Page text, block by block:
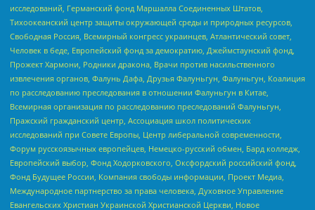
исследований, Германский фонд Маршалла Соединенных Штатов,
Тихоокеанский центр защиты окружающей среды и природных ресурсов,
Свободная Россия, Всемирный конгресс украинцев, Атлантический совет,
Человек в беде, Европейский фонд за демократию, Джеймстаунский фонд,
Прожект Хармони, Родники дракона, Врачи против насильственного
извлечения органов, Фалунь Дафа, Друзья Фалуньгун, Фалуньгун, Коалиция
по расследованию преследования в отношении Фалуньгун в Китае,
Всемирная организация по расследованию преследований Фалуньгун,
Пражский гражданский центр, Ассоциация школ политических
исследований при Совете Европы, Центр либеральной современности,
Форум русскоязычных европейцев, Немецко-русский обмен, Бард колледж,
Европейский выбор, Фонд Ходорковского, Оксфордский российский фонд,
Фонд Будущее России, Компания свободы информации, Проект Медиа,
Международное партнерство за права человека, Духовное Управление
Евангельских Христиан Украинской Христианской Церкви, Новое